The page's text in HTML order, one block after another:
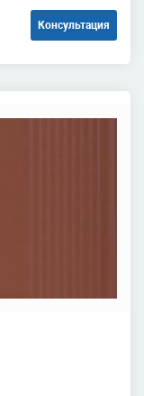
Консультация